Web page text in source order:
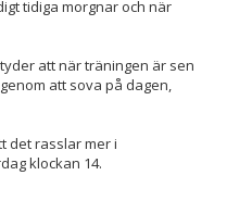
tidiga morgnar och när
att när träningen är sen
att sova på dagen,
det rasslar mer i
klockan 14.